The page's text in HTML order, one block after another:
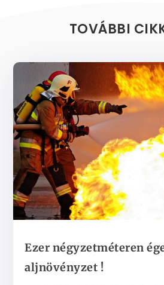
TOVÁBBI
Ezer négyzetméteren
aljnövényzet !